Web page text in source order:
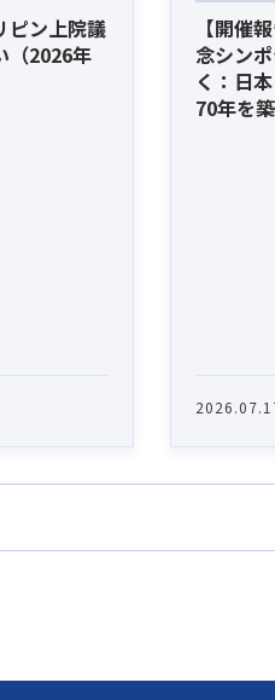
ピン上院議
（2026年
【開催
念シン
く：日
70年を築